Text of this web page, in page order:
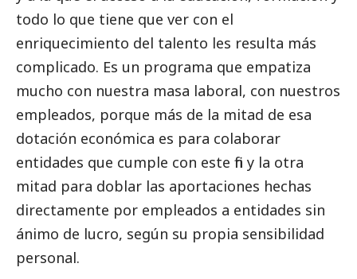
todo lo que tiene que ver con el
enriquecimiento del talento les resulta más
complicado. Es un programa que empatiza
mucho con nuestra masa laboral, con nuestros
empleados, porque más de la mitad de esa
dotación económica es para colaborar
entidades que cumple con este fin y la otra
mitad para doblar las aportaciones hechas
directamente por empleados a entidades sin
ánimo de lucro, según su propia sensibilidad
personal.